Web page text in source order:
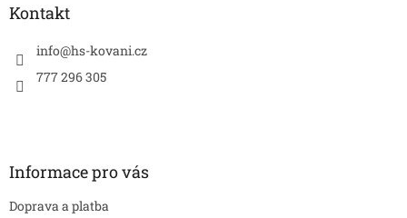
Kontakt
info@hs-kovani.cz
777 296 305
Informace pro vás
Doprava a platba